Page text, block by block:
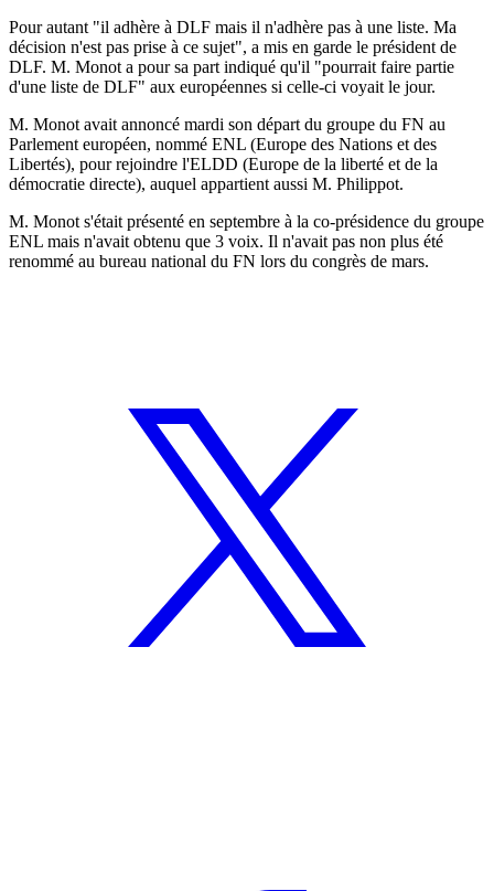
Pour autant "il adhère à DLF mais il n'adhère pas à une liste. Ma
décision n'est pas prise à ce sujet", a mis en garde le président de
DLF. M. Monot a pour sa part indiqué qu'il "pourrait faire partie
d'une liste de DLF" aux européennes si celle-ci voyait le jour.
M. Monot avait annoncé mardi son départ du groupe du FN au
Parlement européen, nommé ENL (Europe des Nations et des
Libertés), pour rejoindre l'ELDD (Europe de la liberté et de la
démocratie directe), auquel appartient aussi M. Philippot.
M. Monot s'était présenté en septembre à la co-présidence du groupe
ENL mais n'avait obtenu que 3 voix. Il n'avait pas non plus été
renommé au bureau national du FN lors du congrès de mars.